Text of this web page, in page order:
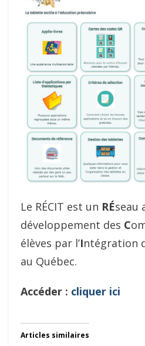
Le RÉCIT est un RÉseau
développement des C
élèves par l’Intégration
au Québec.
Accéder : cliquer ici
Articles similaires